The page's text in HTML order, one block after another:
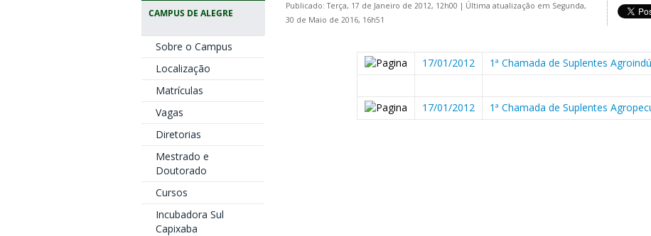
CAMPUS DE ALEGRE
Sobre o Campus
Localização
Matrículas
Vagas
Diretorias
Mestrado e
Doutorado
Cursos
Incubadora Sul
Capixaba
Publicado: Terça, 17 de Janeiro de 2012, 12h00 | Última atualização em Segunda,
30 de Maio de 2016, 16h51
17/01/2012 1ª Chamada de Suplentes
17/01/2012 1ª Chamada de Suplentes